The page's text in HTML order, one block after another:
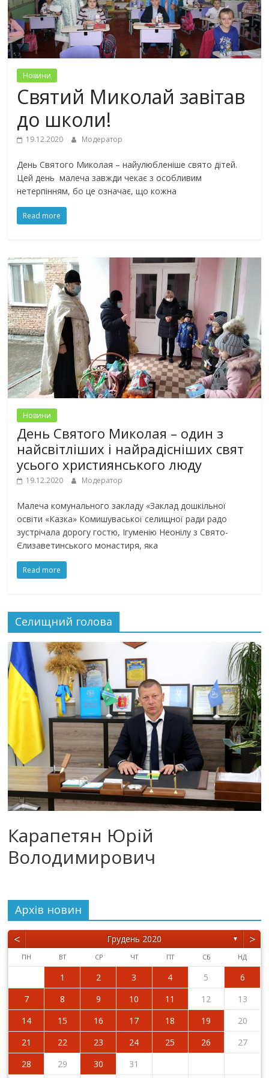
Новини
Святий Миколай завітав
до школи!
19.12.2020 Модератор
День Святого Миколая – найулюбленіше свято дітей.
Цей день малеча завжди чекає з особливим
нетерпінням, бо це означає, що кожна
Read more
Новини
День Святого Миколая – один з
найсвітліших і найрадісніших свят
усього християнського люду
19.12.2020 Модератор
Малеча комунального закладу «Заклад дошкільної
освіти «Казка» Комишуваської селищної ради радо
зустрічала дорогу гостю, Ігуменію Неонілу з Свято-
Єлизаветинського монастиря, яка
Read more
Селищний голова
Карапетян Юрій
Володимирович
Архiв новин
< Грудень 2020 ▼ >
ПН ВТ СР ЧТ ПТ СБ НД
1 2 3 4 5
6
7
8 9 10 11 12
13
14
15 16 17 18 19
20
21
22 23 24 25 26
27
28
29 30 31